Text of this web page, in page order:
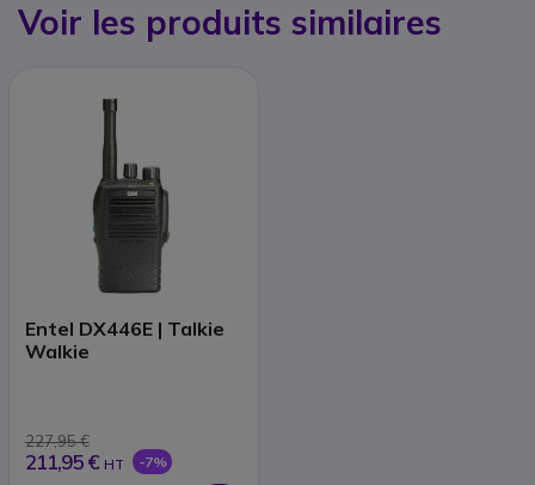
Voir les produits similaires
Entel DX446E | Talkie
Walkie
227,95 €
211,95 € HT -7%